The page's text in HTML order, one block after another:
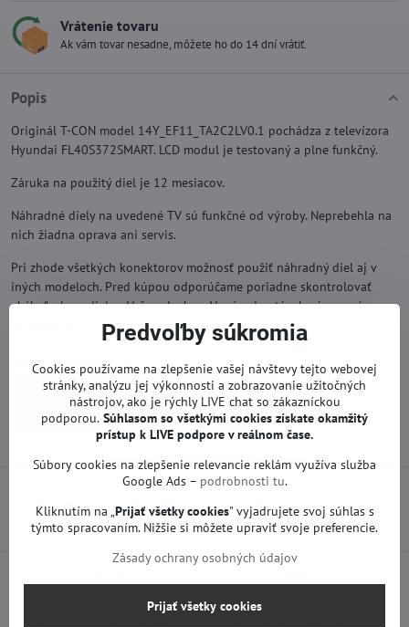
Vrátenie tovaru
Ak vám tovar nesadne, môžete ho do 14 dní vrátiť.
Popis
Originál T-CON model 14Y_EF11_TA2C2LV0.1 pochádza z televízora
Hyundai FL40S372SMART. LCD modul je testovaný a plne funkčný.
Záruka na použitý diel je 12 mesiacov.
Náhradné diely na uvedené TV sú funkčné od výroby. Neprebehla na
nich žiadna oprava ani servis.
Pri zhode všetkých konektorov možnosť použiť náhradný diel aj v
iných modeloch. Pred kúpou odporúčame poriadne skontrolovať
akékoľvek rozdiely s Vašou doskou. V prípade otázok nás, prosím,
Viac z kategórie
Náhradné diely | Sencor TV a iné značky
T-con a iné | Sencor TV a iné značky
Predchádzajúci produkt Nasledujúci produkt
Osobný odber v Trenčíne Doprava len za 2,90 €
Predvoľby súkromia
Cookies používame na zlepšenie vašej návštevy tejto webovej
stránky, analýzu jej výkonnosti a zobrazovanie užitočných
nástrojov, ako je rýchly LIVE chat so zákazníckou
podporou. Súhlasom so všetkými cookies získate okamžitý
prístup k LIVE podpore v reálnom čase.
Súbory cookies na zlepšenie relevancie reklám využíva služba
Google Ads – podrobnosti tu.
Kliknutím na „ Prijať všetky cookies" vyjadrujete svoj súhlas s
týmto spracovaním. Nižšie si môžete upraviť svoje preferencie.
Zásady ochrany osobných údajov
Prijať všetky cookies